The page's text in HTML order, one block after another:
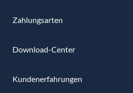
Zahlungsarten
Download-Center
Kundenerfahrungen